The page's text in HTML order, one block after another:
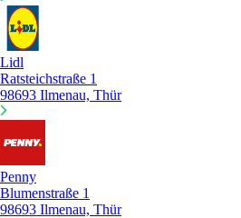
Lidl
Ratsteichstraße 1
98693 Ilmenau, Thür
Penny
Blumenstraße 1
98693 Ilmenau, Thür